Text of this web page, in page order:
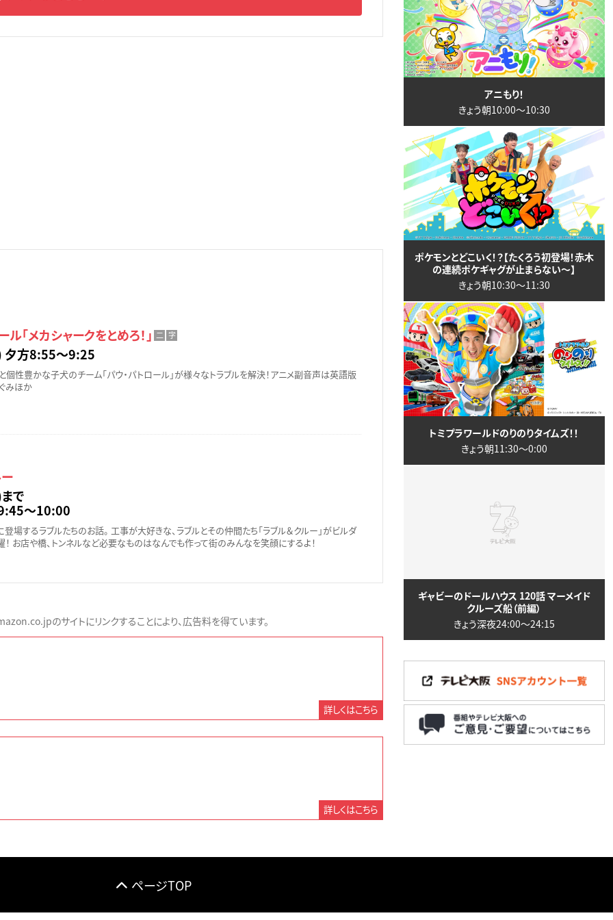
ル「メカシャークをとめろ！」 二 字
夕方8:55〜9:25
個性豊かな子犬のチーム「パウ・パトロール」が様々なトラブルを解決！アニメ副音声は英語版
みほか
で
～10:00
登場するラブルたちのお話。 工事が大好きな、ラブルとその仲間たち「ラブル＆クルー」がビルダ
！ お店や橋、トンネルなど必要なものはなんでも作って街のみんなを笑顔にするよ！
のサイトにリンクすることにより、広告料を得ています。
詳しくはこちら
詳しくはこちら
アニもり！
きょう朝10:00〜10:30
ポケモンとどこいく！？【たくろう初登場！赤木
の連続ポケギャグが止まらない～】
きょう朝10:30〜11:30
トミプラワールドのりのりタイムズ！！
きょう朝11:30〜0:00
ギャビーのドールハウス 120話 マーメイド
クルーズ船（前編）
きょう深夜24:00〜24:15
ページTOP